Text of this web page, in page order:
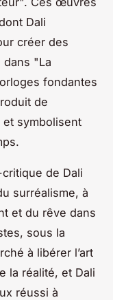
Dali
créer des
dans "La
fondantes
de
et symbolisent
de Dali
surréalisme, à
et du rêve dans
sous la
à libérer l’art
la réalité, et Dali
réussi à